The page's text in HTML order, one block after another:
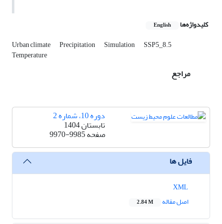
کلیدواژه‌ها English
Urban climate Precipitation Simulation SSP5_8.5
Temperature
مراجع
دوره 10، شماره 2
تابستان 1404
صفحه9970-9985
فایل ها
اصل مقاله
2.84 M